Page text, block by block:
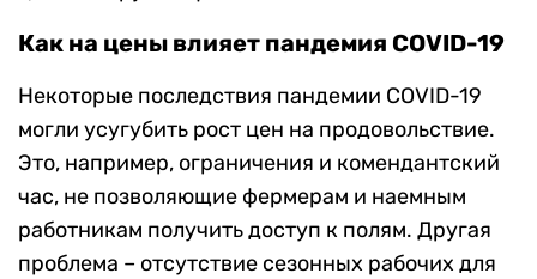
Как на цены влияет пандемия COVID-19
Некоторые последствия пандемии COVID-19
могли усугубить рост цен на продовольствие.
Это, например, ограничения и комендантский
час, не позволяющие фермерам и наемным
работникам получить доступ к полям. Другая
проблема – отсутствие сезонных рабочих для